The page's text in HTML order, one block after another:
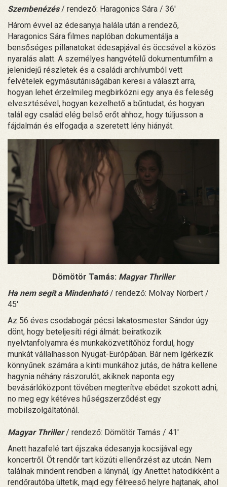
Szembenézés/ rendező: Haragonics Sára / 36'
Három évvel az édesanyja halála után a rendező,
Haragonics Sára filmes naplóban dokumentálja a
bensőséges pillanatokat édesapjával és öccsével a közös
nyaralás alatt. A személyes hangvételű dokumentumfilm a
jelenidejű részletek és a családi archívumból vett
felvételek egymásutániságában keresi a választ arra,
hogyan lehet érzelmileg megbirkózni egy anya és feleség
elvesztésével, hogyan kezelhető a bűntudat, és hogyan
talál egy család elég belső erőt ahhoz, hogy túljusson a
fájdalmán és elfogadja a szeretett lény hiányát.
Dömötör Tamás: Magyar Thriller
Ha nem segít a Mindenható/ rendező: Molvay Norbert /
45'
Az 56 éves csodabogár pécsi lakatosmester Sándor úgy
dönt, hogy beteljesíti régi álmát: beiratkozik
nyelvtanfolyamra és munkaközvetítőhöz fordul, hogy
munkát vállalhasson Nyugat-Európában. Bár nem ígérkezik
könnyűnek számára a kinti munkához jutás, de hátra kellene
hagynia néhány rászorulót, akiknek naponta egy
bevásárlóközpont tövében megterítve ebédet szokott adni,
no meg egy kétéves hűségszerződést egy
mobilszolgáltatónál.
Magyar Thriller/ rendező: Dömötör Tamás / 41'
Anett hazafelé tart éjszaka édesanyja kocsijával egy
koncertről. Öt rendőr tart közúti ellenőrzést az utcán. Nem
találnak mindent rendben a lánynál, így Anettet hatodikként a
rendőrautóba ültetik, majd egy félreeső helyre hajtanak, ahol